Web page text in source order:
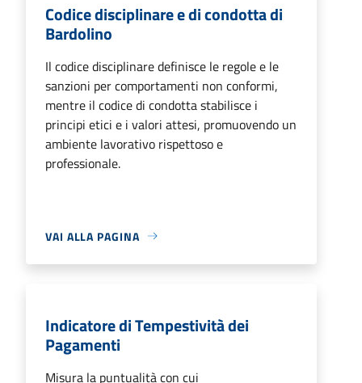
Codice disciplinare e di condotta di
Bardolino
Il codice disciplinare definisce le regole e le
sanzioni per comportamenti non conformi,
mentre il codice di condotta stabilisce i
principi etici e i valori attesi, promuovendo un
ambiente lavorativo rispettoso e
professionale.
VAI ALLA PAGINA
Indicatore di Tempestività dei
Pagamenti
Misura la puntualità con cui